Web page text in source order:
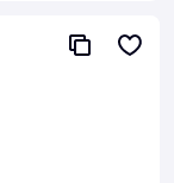
и
помимо всего
до